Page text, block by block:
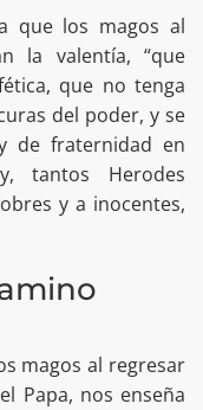
que los magos al
la valentía, “que
que no tenga
del poder, y se
de fraternidad en
tantos Herodes
y a inocentes,
magos al regresar
Papa, nos enseña